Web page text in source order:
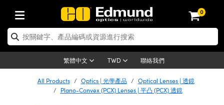
0
繁體中文 TWD 聯絡我們
| 光學產品
| 反射鏡
Optics | 雷射光學
| 雷射透鏡
| 光機組件
System | 光學籠式系統
| 顯微鏡
| Mitutoyo 物鏡
| 雷射
and Electronics | 雷射
Lenses | 成像鏡頭
Lenses | 定焦鏡頭
| 遠心鏡頭
| 相機
Cameras | Gigabit乙太網相
and Illumination | 照明
Lighting | 機器視覺光源
Lighting |顯微鏡照明
Targets | 測試板
Targets | 解析度測試板
Targets | 畸變測試版
and Detection | 測試與監測
| 光學度量
Solutions | 機器視覺方案
and Production | 實驗室和生產
| 清潔用品
Handling Tools | 零件夾持用品
應用選購
By Brand
Products | 新品專區
| 清倉品
| 清倉光學產品
Products | 重新認證產
| 重新認證光學產品
| 重新認證光機
All Products Optics | 光學產品
Optical Lenses | 透鏡
Plano-Convex (PCX) Lenses | 平凸 (PCX) 透鏡